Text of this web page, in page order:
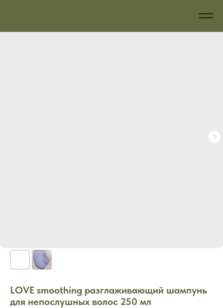
LOVE smoothing разглаживающий шампунь
для непослушных волос 250 мл